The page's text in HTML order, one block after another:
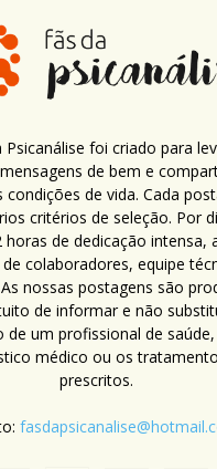
Psicanálise foi criado para
de bem e
condições de vida. Cada
critérios de seleção. Por
horas de dedicação intensa,
colaboradores, equipe
nossas postagens são
de informar e não
de um profissional de
médico ou os
prescritos.